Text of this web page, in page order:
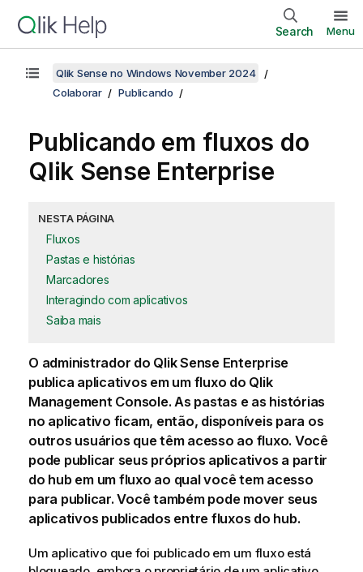
Search Menu
Qlik Sense no Windows November 2024
Colaborar
Publicando
Publicando em fluxos do
Qlik Sense Enterprise
NESTA PÁGINA
Fluxos
Pastas e histórias
Marcadores
Interagindo com aplicativos
Saiba mais
O administrador do Qlik Sense Enterprise
publica aplicativos em um fluxo do Qlik
Management Console. As pastas e as histórias
no aplicativo ficam, então, disponíveis para os
outros usuários que têm acesso ao fluxo. Você
pode publicar seus próprios aplicativos a partir
do hub em um fluxo ao qual você tem acesso
para publicar. Você também pode mover seus
aplicativos publicados entre fluxos do hub.
Um aplicativo que foi publicado em um fluxo está